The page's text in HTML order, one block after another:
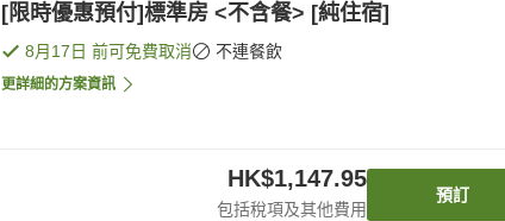
[限時優惠預付]標準房 <不含餐> [純住宿]
8月17日 前可免費取消 不連餐飲
更詳細的方案資訊
HK$1,147.95
包括稅項及其他費用
預訂